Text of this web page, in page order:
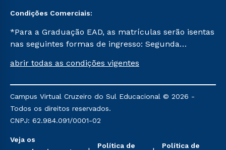
Condições Comerciais:
*Para a Graduação EAD, as matrículas serão isentas
nas seguintes formas de ingresso: Segunda
Já para as demais, a taxa de matrícula será de R$
mencionadas são referentes aos cursos: Ensino
Religioso, Geografia para a Docência e Metodologia
do Ensino de História: Questões Atuais.
abrir todas as condições vigentes
Campus Virtual Cruzeiro do Sul Educacional © 2026 -
Todos os direitos reservados.
CNPJ: 62.984.091/0001-02
Veja os
Política de Política de